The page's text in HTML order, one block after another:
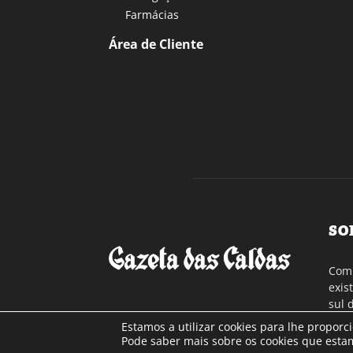
Farmácias
Área de Cliente
sul
a
Estamos a utilizar cookies para lhe
Pode saber mais sobre os cookies que